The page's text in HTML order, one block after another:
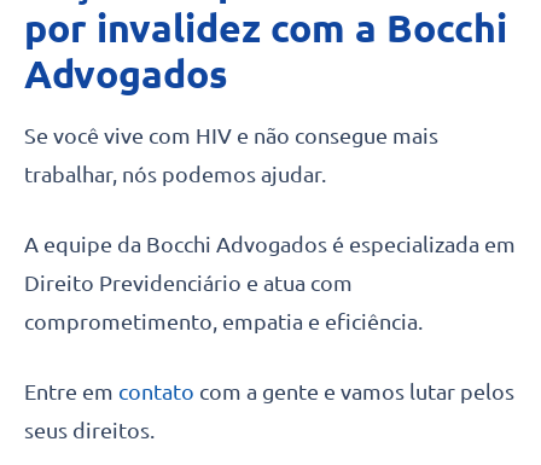
por invalidez com a Bocchi
Advogados
Se você vive com HIV e não consegue mais
trabalhar, nós podemos ajudar.
A equipe da Bocchi Advogados é especializada em
Direito Previdenciário e atua com
comprometimento, empatia e eficiência.
Entre em contato com a gente e vamos lutar pelos
seus direitos.